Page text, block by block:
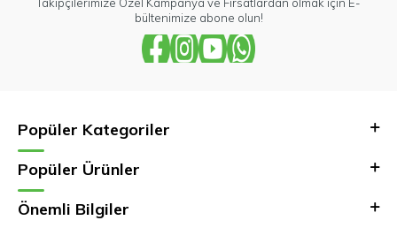
bültenimize abone olun!
Popüler Kategoriler
Popüler Ürünler
Önemli Bilgiler